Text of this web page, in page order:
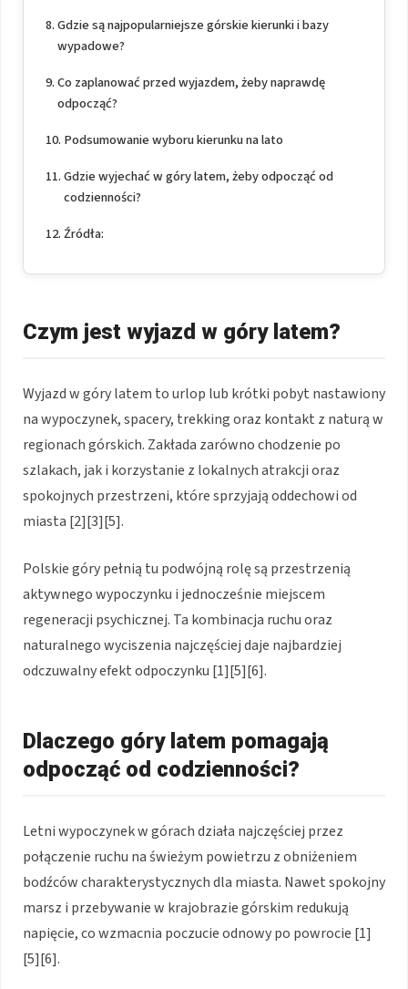
Gdzie są najpopularniejsze górskie kierunki i bazy
wypadowe?
Co zaplanować przed wyjazdem, żeby naprawdę
odpocząć?
Podsumowanie wyboru kierunku na lato
Gdzie wyjechać w góry latem, żeby odpocząć od
codzienności?
Źródła:
Czym jest wyjazd w góry latem?
Wyjazd w góry latem to urlop lub krótki pobyt nastawiony
na wypoczynek, spacery, trekking oraz kontakt z naturą w
regionach górskich. Zakłada zarówno chodzenie po
szlakach, jak i korzystanie z lokalnych atrakcji oraz
spokojnych przestrzeni, które sprzyjają oddechowi od
miasta [2][3][5].
Polskie góry pełnią tu podwójną rolę są przestrzenią
aktywnego wypoczynku i jednocześnie miejscem
regeneracji psychicznej. Ta kombinacja ruchu oraz
naturalnego wyciszenia najczęściej daje najbardziej
odczuwalny efekt odpoczynku [1][5][6].
Dlaczego góry latem pomagają
odpocząć od codzienności?
Letni wypoczynek w górach działa najczęściej przez
połączenie ruchu na świeżym powietrzu z obniżeniem
bodźców charakterystycznych dla miasta. Nawet spokojny
marsz i przebywanie w krajobrazie górskim redukują
napięcie, co wzmacnia poczucie odnowy po powrocie [1]
[5][6].